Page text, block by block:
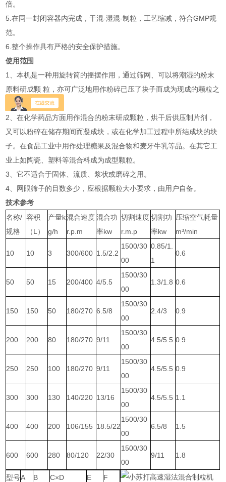
倍。
5.在同一封闭容器内完成，干混-湿混-制粒，工艺缩减，符合GMP规
范。
6.整个操作具有严格的安全保护措施。
使用范围
1、本机是一种用旋转筒的摇摆作用，通过筛网、可以将潮湿的粉末
原料研成颗 粒，亦可广泛地用作粉碎已压了块子而成为现成的颗粒之
用。
2、在化学药品方面用作混合的粉末研成颗粒，烘干后供压制片剂，
又可以粉碎在储存期间而凝成块，或在化学加工过程中所结成块的块
子。在食品工业中用作处理糖果及混合物和麦牙牛乳等品。在其它工
业上如陶瓷、塑料等混合料成为成型颗粒。
3、它不适合于固体、流质、浆状或磨碎之用。
4、网眼筛子的目数多少，应根据颗粒大小要求，由用户自备。
技术参考
名称/
规格
容积
（L）
产量k
g/h
混合速度
r.p.m
混合功
率kw
切割速度
r.m.p
切割功
率kw
压缩空气耗量
m³/min
10 10 3 300/600 1.5/2.2
1500/30
00
0.85/1.
1
0.6
50 50 15 200/400 4/5.5
1500/30
00
1.3/1.8 0.6
150 150 50 180/270 6.5/8
1500/30
00
2.4/3 0.9
200 200 80 180/270 9/11
1500/30
00
4.5/5.5 0.9
250 250 100 180/270 9/11
1500/30
00
4.5/5.5 0.9
300 300 130 140/220 13/16
1500/30
00
4.5/5.5 1.1
400 400 200 106/155 18.5/22
1500/30
00
6.5/8 1.5
600 600 280 80/120 22/30
1500/30
00
9/11 1.8
型号A B C×D E
F